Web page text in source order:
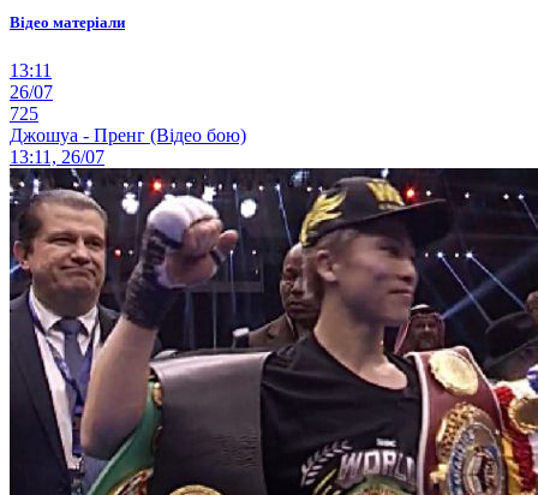
Відео матеріали
13:11
26/07
725
Джошуа - Пренг (Відео бою)
13:11, 26/07